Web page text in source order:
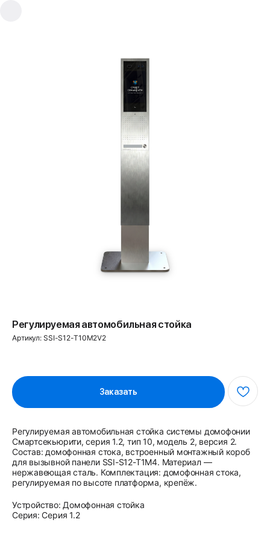
Регулируемая автомобильная стойка
Артикул: SSI-S12-T10M2V2
Заказать
Регулируемая автомобильная стойка системы домофонии
Смартсекьюрити, серия 1.2, тип 10, модель 2, версия 2.
Состав: домофонная стока, встроенный монтажный короб
для вызывной панели SSI-S12-T1M4. Материал —
нержавеющая сталь. Комплектация: домофонная стока,
регулируемая по высоте платформа, крепёж.
Устройство: Домофонная стойка
Серия: Серия 1.2